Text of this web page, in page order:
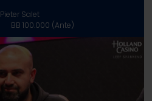
Pieter Salet
BB 100.000 (Ante)